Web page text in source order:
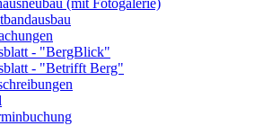
(mit Fotogalerie)
- "BergBlick"
- "Betrifft Berg"